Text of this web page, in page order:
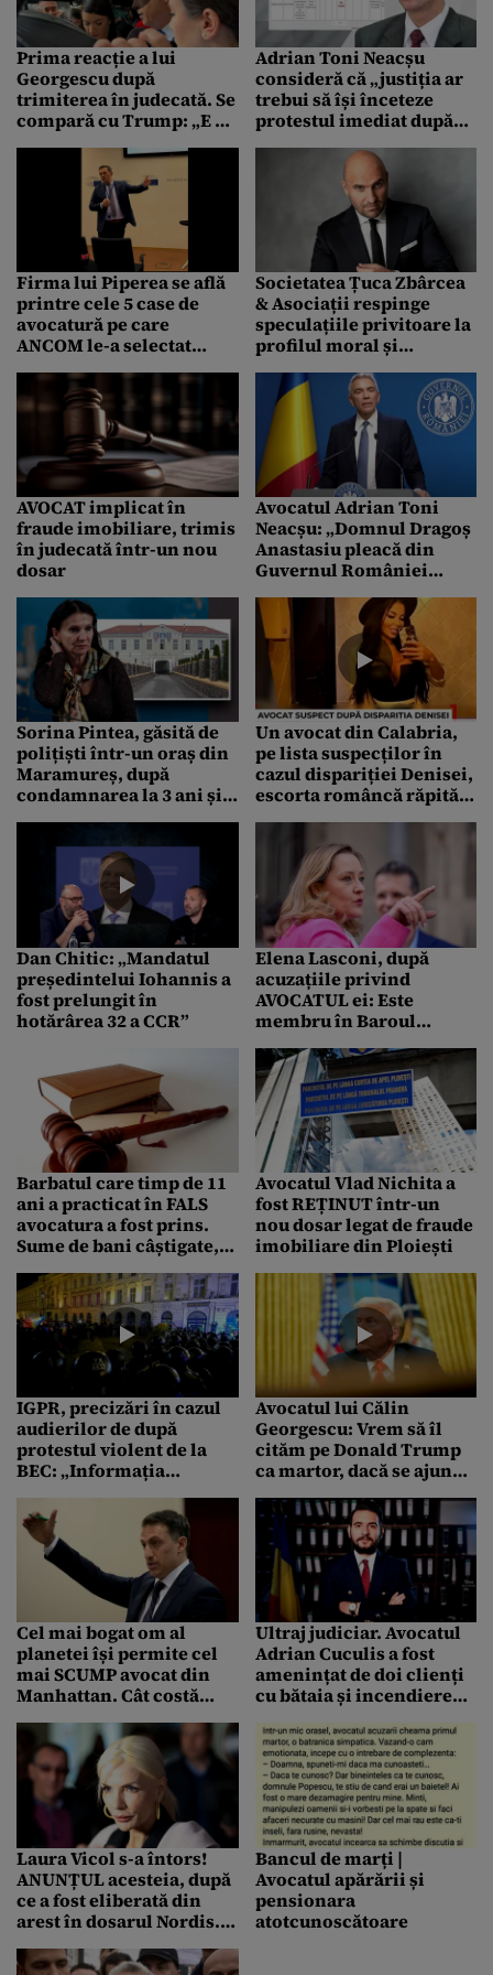
Prima reacție a lui
Georgescu după
trimiterea în judecată. Se
compară cu Trump: „E o
dosarului Trump din
Adrian Toni Neacșu
consideră că „justiția ar
trebui să își înceteze
protestul imediat după
Firma lui Piperea se află
printre cele 5 case de
avocatură pe care
ANCOM le-a selectat
reformei
guvernamentale
Societatea Țuca Zbârcea
& Asociații respinge
speculațiile privitoare la
profilul moral și
Gabriel Zbârcea
AVOCAT implicat în
fraude imobiliare, trimis
în judecată într-un nou
dosar
Avocatul Adrian Toni
Neacșu: „Domnul Dragoș
Anastasiu pleacă din
Guvernul României
denunț”
Sorina Pintea, găsită de
polițiști într-un oraș din
Maramureș, după
condamnarea la 3 ani și 6
luni. Aceasta va fi dusă la
Un avocat din Calabria,
pe lista suspecților în
cazul dispariției Denisei,
escorta româncă răpită
în Italia
Dan Chitic: „Mandatul
președintelui Iohannis a
fost prelungit în
hotărârea 32 a CCR”
Elena Lasconi, după
acuzațiile privind
AVOCATUL ei: Este
membru în Baroul
legal să își exercite
profesia
Barbatul care timp de 11
ani a practicat în FALS
avocatura a fost prins.
Sume de bani câștigate,
parchetelor din Brăila și
Galați
Avocatul Vlad Nichita a
fost REȚINUT într-un
nou dosar legat de fraude
imobiliare din Ploiești
IGPR, precizări în cazul
audierilor de după
protestul violent de la
BEC: „Informația
Avocatul lui Călin
Georgescu: Vrem să îl
cităm pe Donald Trump
ca martor, dacă se ajunge
Cel mai bogat om al
planetei își permite cel
mai SCUMP avocat din
Manhattan. Cât costă
Ultraj judiciar. Avocatul
Adrian Cuculis a fost
amenințat de doi clienți
cu bătaia și incendierea
reținuți
Laura Vicol s-a întors!
ANUNȚUL acesteia, după
ce a fost eliberată din
arest în dosarul Nordis.
de socializare
Bancul de marți |
Avocatul apărării și
pensionara
atotcunoscătoare